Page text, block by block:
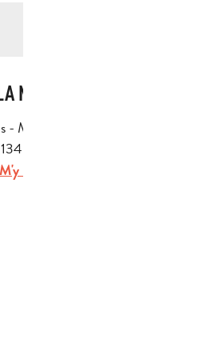
MAISON FERRONI
- Maison FERRONI, 44
Aubagne
M'y rendre